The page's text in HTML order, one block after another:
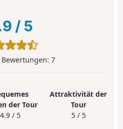
/ 5
7
der Tour
4.9 / 5
Attraktivität der
Tour
5 / 5